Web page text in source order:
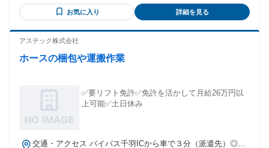
・土曜・日曜に働ける方歓迎 ⭐歓迎条件 ￣￣V￣￣￣￣￣￣
￣￣￣￣￣￣￣￣￣￣￣ ・コンビニでの勤務経験がある方 ・
夜間勤務の経験がある方 ・レジ経験のある方 ⭐こんな方にお
裏方作業の両方を経験したい方
お気に入り 詳細を見る
アステック株式会社
ホースの梱包や運搬作業
✅要リフト免許✅免許を活かして月給26万円以
上可能✅土日休み
交通・アクセス バイパス千羽ICから車で３分（派遣先）◎車